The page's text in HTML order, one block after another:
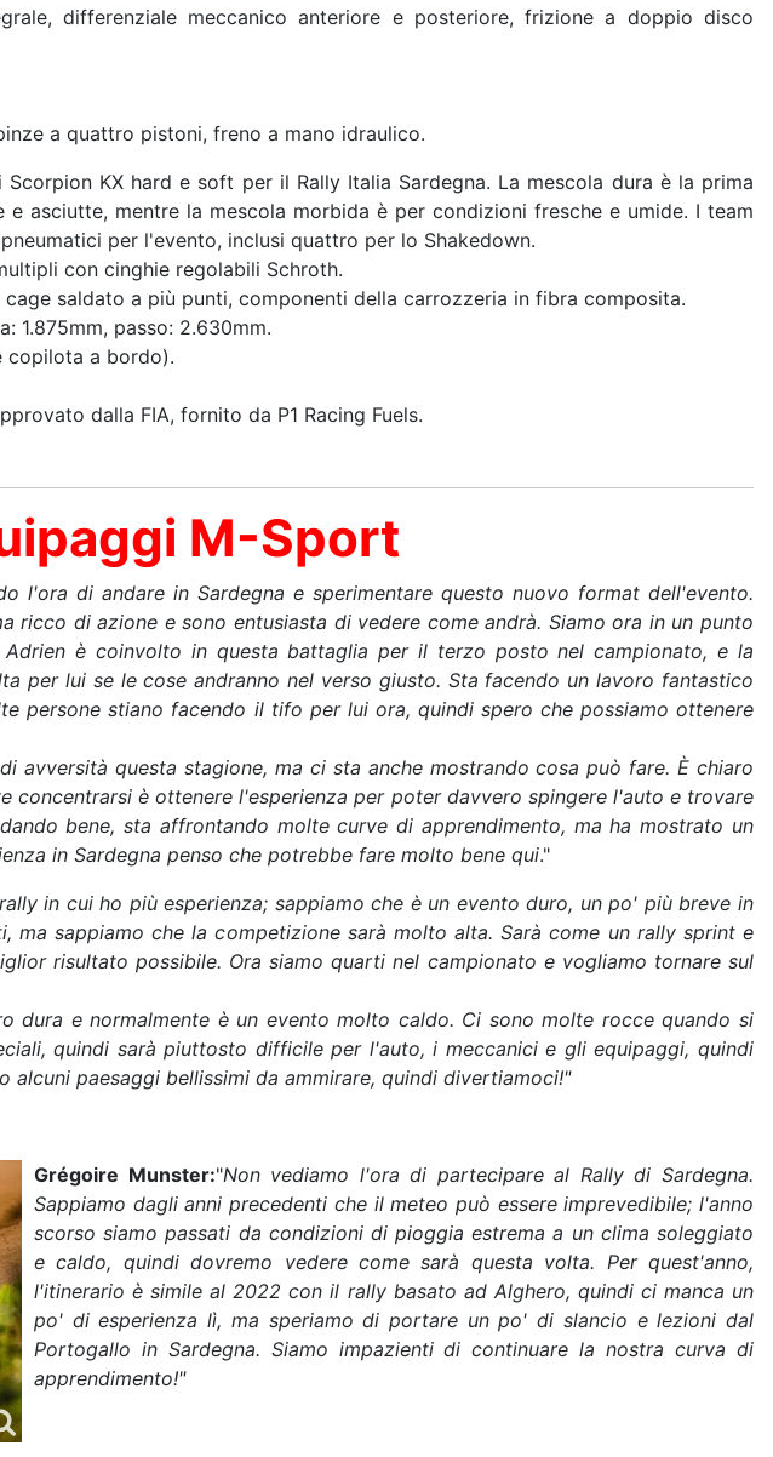
differenziale meccanico anteriore e posteriore, frizione a doppio disco
a quattro pistoni, freno a mano idraulico.
KX hard e soft per il Rally Italia Sardegna. La mescola dura è la prima
asciutte, mentre la mescola morbida è per condizioni fresche e umide. I team
per l'evento, inclusi quattro per lo Shakedown.
con cinghie regolabili Schroth.
saldato a più punti, componenti della carrozzeria in fibra composita.
1.875mm, passo: 2.630mm.
copilota a bordo).
dalla FIA, fornito da P1 Racing Fuels.
M-Sport
l'ora di andare in Sardegna e sperimentare questo nuovo format dell'evento.
ricco di azione e sono entusiasta di vedere come andrà. Siamo ora in un punto
Adrien è coinvolto in questa battaglia per il terzo posto nel campionato, e la
per lui se le cose andranno nel verso giusto. Sta facendo un lavoro fantastico
persone stiano facendo il tifo per lui ora, quindi spero che possiamo ottenere
avversità questa stagione, ma ci sta anche mostrando cosa può fare. È chiaro
concentrarsi è ottenere l'esperienza per poter davvero spingere l'auto e trovare
bene, sta affrontando molte curve di apprendimento, ma ha mostrato un
in Sardegna penso che potrebbe fare molto bene qui."
in cui ho più esperienza; sappiamo che è un evento duro, un po' più breve in
ma sappiamo che la competizione sarà molto alta. Sarà come un rally sprint e
risultato possibile. Ora siamo quarti nel campionato e vogliamo tornare sul
dura e normalmente è un evento molto caldo. Ci sono molte rocce quando si
quindi sarà piuttosto difficile per l'auto, i meccanici e gli equipaggi, quindi
alcuni paesaggi bellissimi da ammirare, quindi divertiamoci!"
Grégoire Munster:"Non vediamo l'ora di partecipare al Rally di Sardegna.
Sappiamo dagli anni precedenti che il meteo può essere imprevedibile; l'anno
scorso siamo passati da condizioni di pioggia estrema a un clima soleggiato
e caldo, quindi dovremo vedere come sarà questa volta. Per quest'anno,
l'itinerario è simile al 2022 con il rally basato ad Alghero, quindi ci manca un
po' di esperienza lì, ma speriamo di portare un po' di slancio e lezioni dal
Portogallo in Sardegna. Siamo impazienti di continuare la nostra curva di
apprendimento!"